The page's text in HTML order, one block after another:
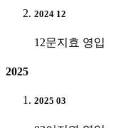
2024 12
12문지효 영입
2025
2025 03